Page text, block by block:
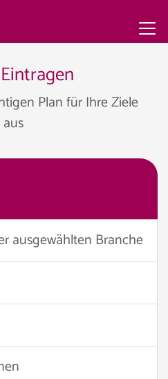
Plan für Ihre Ziele
aus
ausgewählten Branche